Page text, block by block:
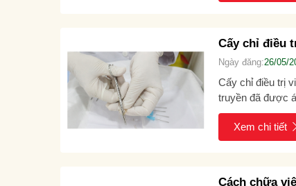
Cấy chỉ điều
Ngày đăng:26/05/
Cấy chỉ điều trị
truyền đã được
dụng, chế...
Xem chi tiết
Cách chữa